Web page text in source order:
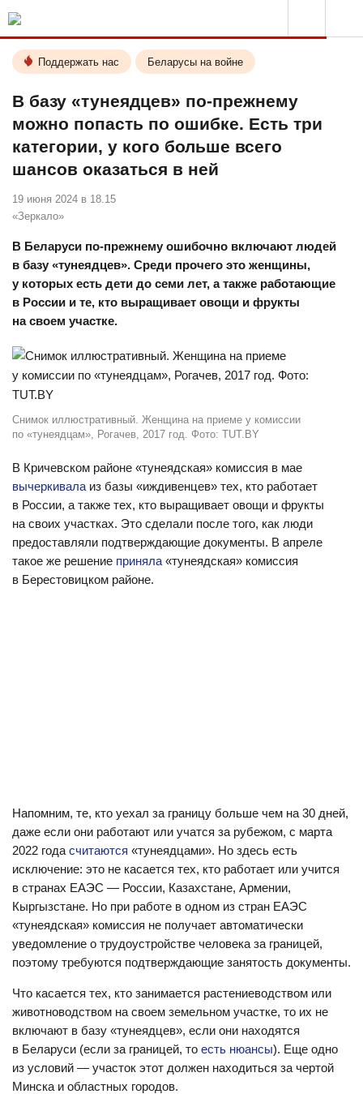
Поддержать нас Беларусы на войне
В базу «тунеядцев» по-прежнему
можно попасть по ошибке. Есть три
категории, у кого больше всего
шансов оказаться в ней
19 июня 2024 в 18.15
«Зеркало»
В Беларуси по-прежнему ошибочно включают людей
в базу «тунеядцев». Среди прочего это женщины,
у которых есть дети до семи лет, а также работающие
в России и те, кто выращивает овощи и фрукты
на своем участке.
Снимок иллюстративный. Женщина на приеме у комиссии
по «тунеядцам», Рогачев, 2017 год. Фото: TUT.BY
В Кричевском районе «тунеядская» комиссия в мае
вычеркивала из базы «иждивенцев» тех, кто работает
в России, а также тех, кто выращивает овощи и фрукты
на своих участках. Это сделали после того, как люди
предоставляли подтверждающие документы. В апреле
такое же решение приняла «тунеядская» комиссия
в Берестовицком районе.
Напомним, те, кто уехал за границу больше чем на 30 дней,
даже если они работают или учатся за рубежом, с марта
2022 года считаются «тунеядцами». Но здесь есть
исключение: это не касается тех, кто работает или учится
в странах ЕАЭС — России, Казахстане, Армении,
Кыргызстане. Но при работе в одном из стран ЕАЭС
«тунеядская» комиссия не получает автоматически
уведомление о трудоустройстве человека за границей,
поэтому требуются подтверждающие занятость документы.
Что касается тех, кто занимается растениеводством или
животноводством на своем земельном участке, то их не
включают в базу «тунеядцев», если они находятся
в Беларуси (если за границей, то есть нюансы). Еще одно
из условий — участок этот должен находиться за чертой
Минска и областных городов.